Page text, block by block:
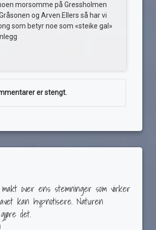
morsomme på Gressholmen
og Arven.Ellers så har vi
som betyr noe som «steike gal»
er stengt.
over ens stemninger som virker
kan hypnotisere. Naturen
det.